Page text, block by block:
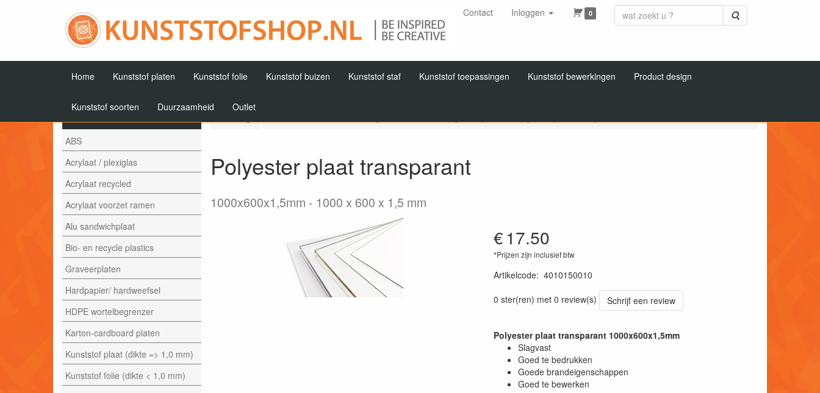
Contact Inloggen 0 Zoeken
Home Kunststof platen Kunststof folie Kunststof buizen Kunststof staf Kunststof toepassingen Kunststof bewerkingen Product design
Kunststof soorten Duurzaamheid Outlet
ABS
Acrylaat / plexiglas
Acrylaat recycled
Acrylaat voorzet ramen
Alu sandwichplaat
Bio- en recycle plastics
Graveerplaten
Hardpapier/ hardweefsel
HDPE wortelbegrenzer
Karton-cardboard platen
Kunststof plaat (dikte => 1,0 mm)
Kunststof folie (dikte < 1,0 mm)
Polyester plaat transparant
1000x600x1,5mm 1000 x 600 x 1,5 mm
€17.50
*Prijzen zijn inclusief btw
Artikelcode: 4010150010
0 ster(ren) met 0 review(s)
Schrijf een review
Polyester plaat transparant 1000x600x1,5mm
Slagvast
Goed te bedrukken
Goede brandeigenschappen
Goed te bewerken